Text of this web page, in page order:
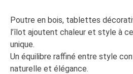
Poutre en bois, tablettes
l’îlot ajoutent chaleur et style à
unique.
Un équilibre raffiné entre style
naturelle et élégance.